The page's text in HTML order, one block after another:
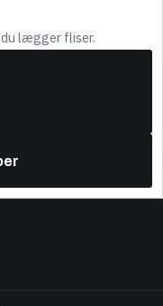
lægger fliser.